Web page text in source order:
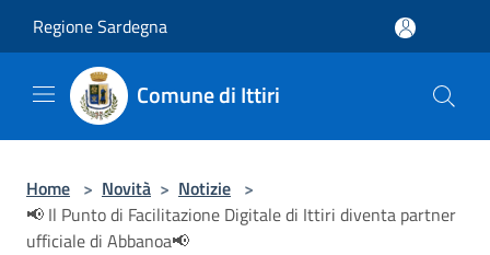
Regione Sardegna
Comune di Ittiri
Home > Novità > Notizie >
📢 Il Punto di Facilitazione Digitale di Ittiri diventa partner
ufficiale di Abbanoa📢